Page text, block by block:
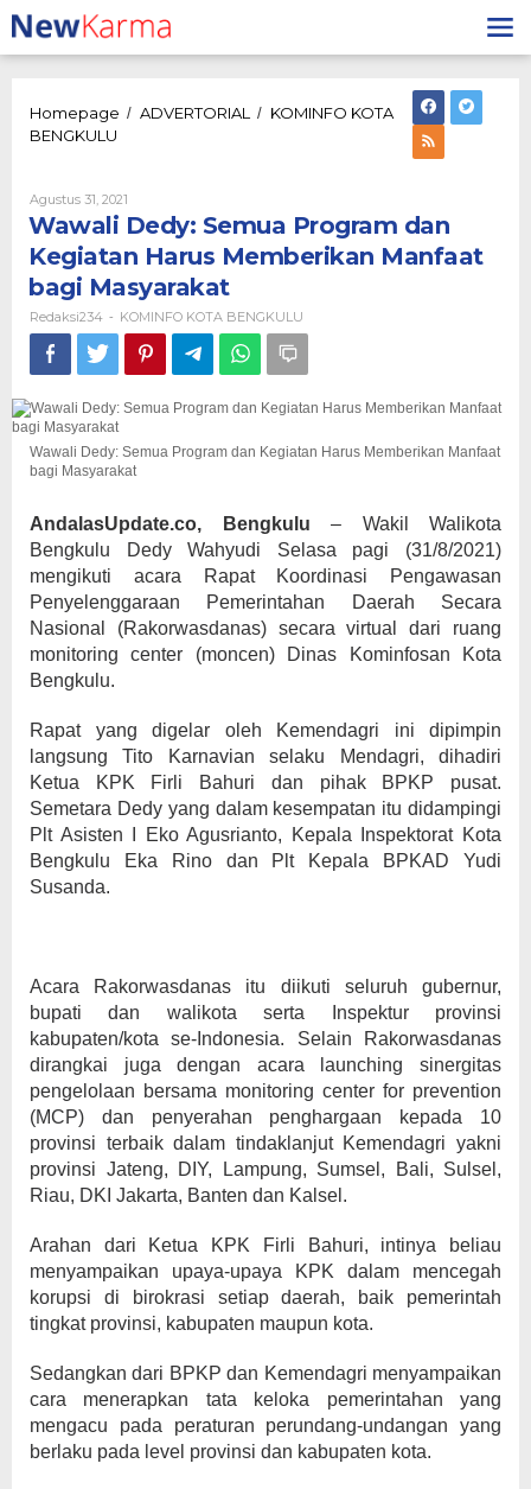
Lewati
ke
konten
Homepage / ADVERTORIAL / KOMINFO KOTA
BENGKULU
Program
dan
Kegiatan
Harus
Memberikan
Manfaat
bagi
Masyarakat
Agustus 31, 2021
Redaksi234
Wawali Dedy: Semua Program dan
Kegiatan Harus Memberikan Manfaat
bagi Masyarakat
Redaksi234 - KOMINFO KOTA BENGKULU
Wawali Dedy: Semua Program dan Kegiatan Harus Memberikan Manfaat
bagi Masyarakat
AndalasUpdate.co, Bengkulu – Wakil Walikota
Bengkulu Dedy Wahyudi Selasa pagi (31/8/2021)
mengikuti acara Rapat Koordinasi Pengawasan
Penyelenggaraan Pemerintahan Daerah Secara
Nasional (Rakorwasdanas) secara virtual dari ruang
monitoring center (moncen) Dinas Kominfosan Kota
Bengkulu.
Rapat yang digelar oleh Kemendagri ini dipimpin
langsung Tito Karnavian selaku Mendagri, dihadiri
Ketua KPK Firli Bahuri dan pihak BPKP pusat.
Semetara Dedy yang dalam kesempatan itu didampingi
Plt Asisten I Eko Agusrianto, Kepala Inspektorat Kota
Bengkulu Eka Rino dan Plt Kepala BPKAD Yudi
Susanda.
Acara Rakorwasdanas itu diikuti seluruh gubernur,
bupati dan walikota serta Inspektur provinsi
kabupaten/kota se-Indonesia. Selain Rakorwasdanas
dirangkai juga dengan acara launching sinergitas
pengelolaan bersama monitoring center for prevention
(MCP) dan penyerahan penghargaan kepada 10
provinsi terbaik dalam tindaklanjut Kemendagri yakni
provinsi Jateng, DIY, Lampung, Sumsel, Bali, Sulsel,
Riau, DKI Jakarta, Banten dan Kalsel.
Arahan dari Ketua KPK Firli Bahuri, intinya beliau
menyampaikan upaya-upaya KPK dalam mencegah
korupsi di birokrasi setiap daerah, baik pemerintah
tingkat provinsi, kabupaten maupun kota.
Sedangkan dari BPKP dan Kemendagri menyampaikan
cara menerapkan tata keloka pemerintahan yang
mengacu pada peraturan perundang-undangan yang
berlaku pada level provinsi dan kabupaten kota.